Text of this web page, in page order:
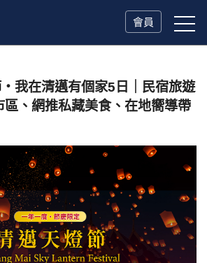
會員
我在清邁有個家5日｜民宿旅遊
、網推私藏美食、在地嚮導帶